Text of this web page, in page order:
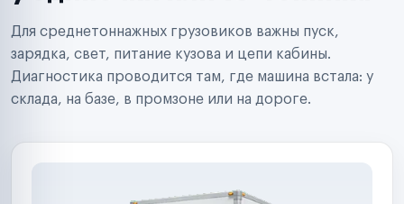
Аренда спецтехники
Ремонт спецтехники
Ритейл-сети
Управляющие компании
Страховые компании
Для среднетоннажных грузовиков важны пуск,
зарядка, свет, питание кузова и цепи кабины.
Диагностика проводится там, где машина встала: у
склада, на базе, в промзоне или на дороге.